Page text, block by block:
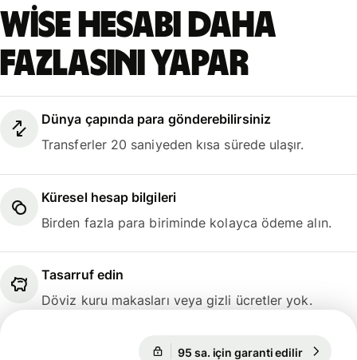
Wise hesabı daha
fazlasını yapar
Dünya çapında para gönderebilirsiniz
Transferler 20 saniyeden kısa sürede ulaşır.
Küresel hesap bilgileri
Birden fazla para biriminde kolayca ödeme alın.
Tasarruf edin
Döviz kuru makasları veya gizli ücretler yok.
95 sa. için garanti edilir